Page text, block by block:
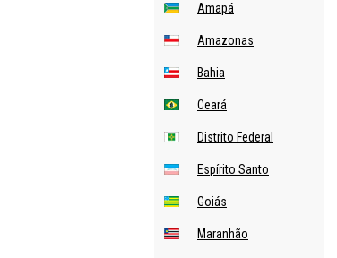
Amapá
Amazonas
Bahia
Ceará
Distrito Federal
Espírito Santo
Goiás
Maranhão